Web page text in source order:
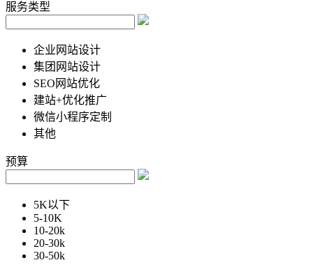
服务类型
企业网站设计
集团网站设计
SEO网站优化
建站+优化推广
微信小程序定制
其他
预算
5K以下
5-10K
10-20k
20-30k
30-50k